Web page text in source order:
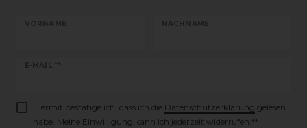
VORNAME NACHNAME
E-MAIL **
Newsletter
Hiermit bestätige ich, dass ich die Daten­schutz­erklärung gelesen
habe. Meine Einwilligung kann ich jederzeit widerrufen.**